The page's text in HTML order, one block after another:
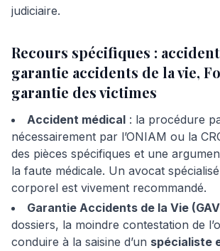
judiciaire.
Recours spécifiques :
garantie accidents de la vie,
garantie des victimes
Accident médical : la procédure
nécessairement par l’ONIAM ou la
des pièces spécifiques et une
la faute médicale. Un avocat
corporel est vivement recommandé.
Garantie Accidents de la Vie
dossiers, la moindre contestation de
conduire à la saisine d’un spécialiste